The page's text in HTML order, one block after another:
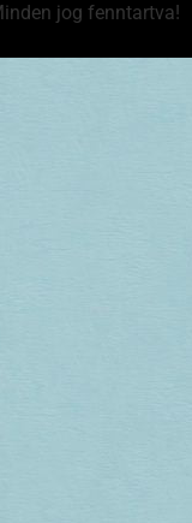
jog fenntartva!